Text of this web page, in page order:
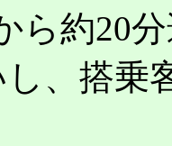
ら約20
し、搭